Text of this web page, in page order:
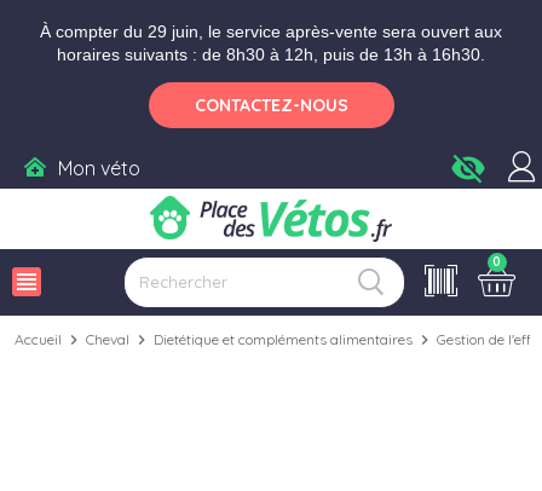
À compter du 29 juin, le service après-vente sera ouvert aux
horaires suivants : de 8h30 à 12h, puis de 13h à 16h30.
CONTACTEZ-NOUS
Mon véto visibility_off
view_headline
0
Accueil chevron_right Cheval chevron_right Dietétique et compléments alimentaires chevron_right Gestion de